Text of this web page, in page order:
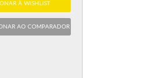
À WISHLIST
AO COMPARADOR